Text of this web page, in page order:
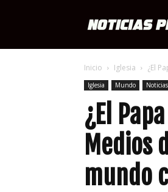
Inicio Iglesia ¿El
Iglesia Mundo Noticias
¿El
Medios
mundo